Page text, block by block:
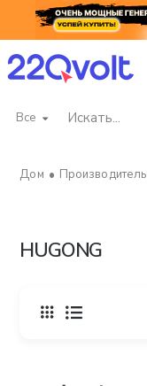
Все
Искать...
HUGONG
Производитель